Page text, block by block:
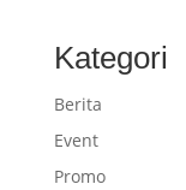
Kategori
Berita
Event
Promo